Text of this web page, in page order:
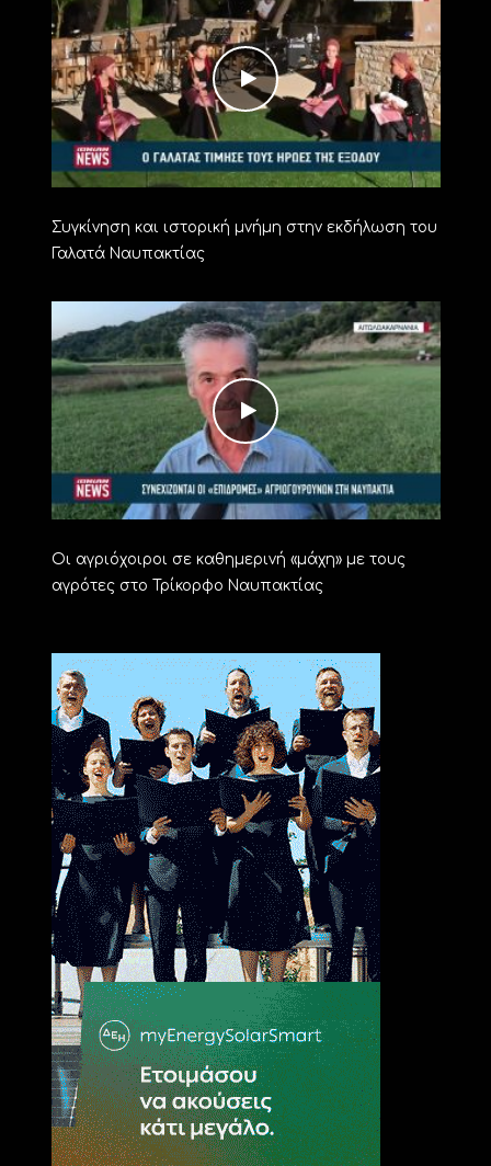
Συγκίνηση και ιστορική μνήμη στην εκδήλωση του
Γαλατά Ναυπακτίας
Οι αγριόχοιροι σε καθημερινή «μάχη» με τους
αγρότες στο Τρίκορφο Ναυπακτίας